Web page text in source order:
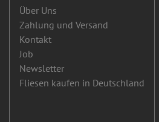
Über Uns
Zahlung und Versand
Kontakt
Job
Newsletter
Fliesen kaufen in Deutschland